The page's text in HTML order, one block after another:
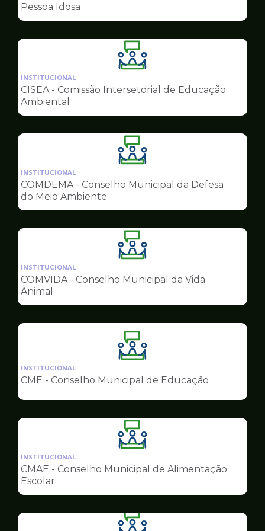
Conselhos
Pessoa Idosa
Ilustração
da
pagina
Conselhos
INSTITUCIONAL
CISEA - Comissão Intersetorial de Educação
Ambiental
Ilustração
da
pagina
Conselhos
INSTITUCIONAL
COMDEMA - Conselho Municipal da Defesa
do Meio Ambiente
Ilustração
da
pagina
Conselhos
INSTITUCIONAL
COMVIDA - Conselho Municipal da Vida
Animal
Ilustração
da
pagina
Conselhos
INSTITUCIONAL
CME - Conselho Municipal de Educação
Ilustração
da
pagina
Conselhos
INSTITUCIONAL
CMAE - Conselho Municipal de Alimentação
Escolar